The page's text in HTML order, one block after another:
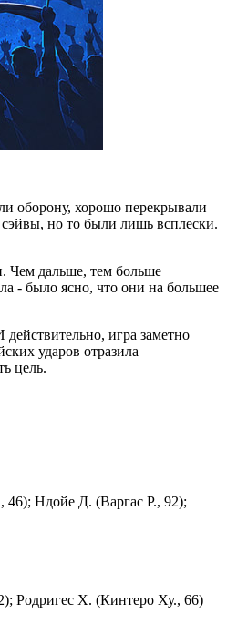
оборону, хорошо перекрывали
сэйвы, но то были лишь всплески.
Чем дальше, тем больше
- было ясно, что они на большее
игра заметно
ударов отразила
цель.
Ндойе Д. (Варгас Р., 92);
Родригес Х. (Кинтеро Ху., 66)